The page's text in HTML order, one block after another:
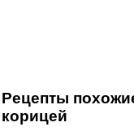
Рецепты
корицей